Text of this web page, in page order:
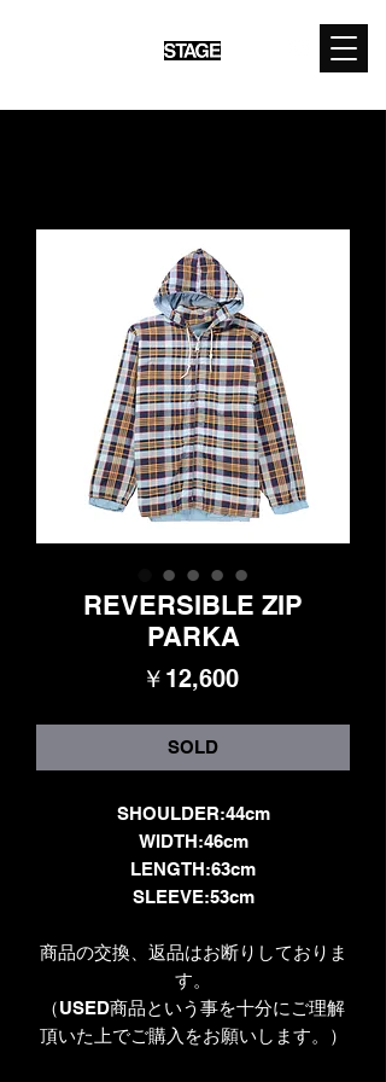
REVERSIBLE ZIP
PARKA
￥12,600価
SOLD
SHOULDER:44cm
WIDTH:46cm
LENGTH:63cm
SLEEVE:53cm
商品の交換、返品はお断りしておりま
す。
（USED商品という事を十分にご理解
頂いた上でご購入をお願いします。）